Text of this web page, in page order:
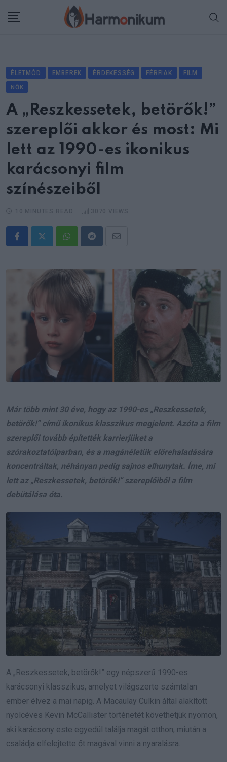
ÉLETMÓD EMBEREK ÉRDEKESSÉG FÉRFIAK
FILM
NŐK
A „Reszkessetek, betörők!”
szereplői akkor és most: Mi
lett az 1990-es ikonikus
karácsonyi film
színészeiből
WhatsappRedditShare
Email
Már több mint 30 éve, hogy az 1990-es „Reszkessetek,
betörők!” című ikonikus klasszikus megjelent. Azóta a film
szereplői tovább építették karrierjüket a
szórakoztatóiparban, és a magánéletük előrehaladására
koncentráltak, néhányan pedig sajnos elhunytak. Íme, mi
lett az „Reszkessetek, betörők!” szereplőiből a film
debütálása óta.
A „Reszkessetek, betörők!” egy népszerű 1990-es
karácsonyi klasszikus, amelyet világszerte számtalan
ember élvez a mai napig. A Macaulay Culkin által alakított
nyolcéves Kevin McCallister történetét követhetjük nyomon,
aki karácsony este egyedül találja magát otthon, miután a
családja elfelejtette őt magával vinni a nyaralásra.